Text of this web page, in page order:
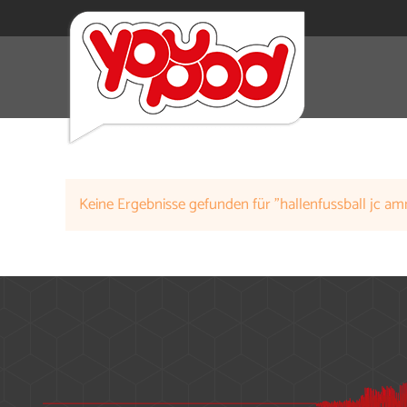
Die folgenden Wörter wurden von der Suche
Keine Ergebnisse gefunden für "hallenfussball jc